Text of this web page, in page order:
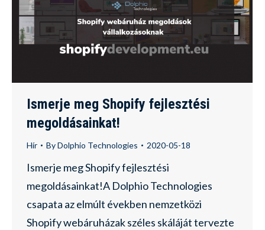
Ismerje meg Shopify fejlesztési
megoldásainkat!
Hír ByDolphio Technologies 2020-05-18
Ismerje meg Shopify fejlesztési
megoldásainkat!A Dolphio Technologies
csapata az elmúlt években nemzetközi
Shopify webáruházak széles skáláját tervezte